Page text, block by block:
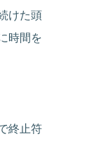
けた頭
時間を
終止符